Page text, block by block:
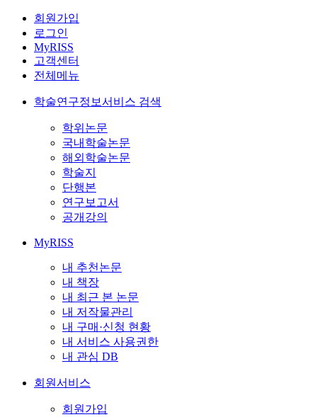
회원가입
로그인
MyRISS
고객센터
전체메뉴
학술연구정보서비스 검색
학위논문
국내학술논문
해외학술논문
학술지
단행본
연구보고서
공개강의
MyRISS
내 추천논문
내 책장
내 최근 본 논문
내 저작물관리
내 구매·신청 현황
내 서비스 사용권한
내 관심 DB
회원서비스
회원가입